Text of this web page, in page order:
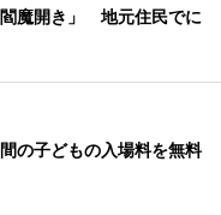
魔開き」 地元住民でに
の子どもの入場料を無料